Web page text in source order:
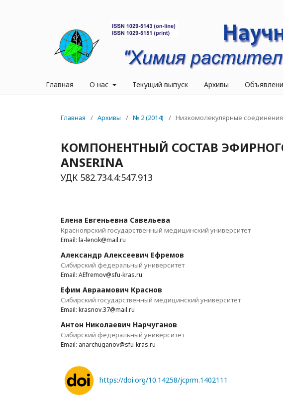
Главная О нас Текущий выпуск Архивы
Главная / Архивы / № 2 (2014) / Низкомолекулярные соединения
КОМПОНЕНТНЫЙ СОСТАВ
ANSERINA
УДК 582.734.4:547.913
Елена Евгеньевна Савельева
Красноярский государственный медицинский университет
Email: la-lenok@mail.ru
Александр Алексеевич Ефремов
Сибирский федеральный университет
Email: AEfremov@sfu-kras.ru
Ефим Авраамович Краснов
Сибирский государственный медицинский университет
Email: krasnov.37@mail.ru
Антон Николаевич Нарчуганов
Сибирский федеральный университет
Email: anarchuganov@sfu-kras.ru
https://doi.org/10.14258/jcprm.1402111